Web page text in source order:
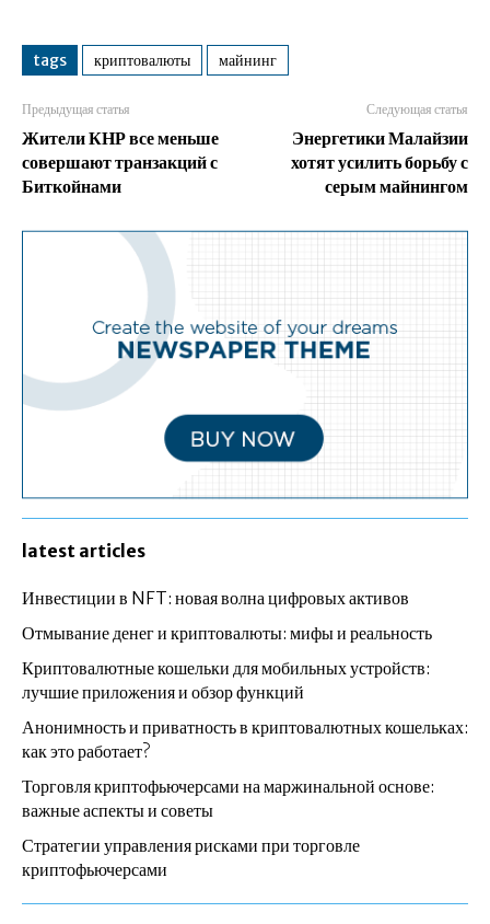
tags криптовалюты майнинг
Предыдущая статья
Жители КНР все меньше
совершают транзакций с
Биткойнами
Следующая статья
Энергетики Малайзии
хотят усилить борьбу с
серым майнингом
latest articles
Инвестиции в NFT: новая волна цифровых активов
Отмывание денег и криптовалюты: мифы и реальность
Криптовалютные кошельки для мобильных устройств:
лучшие приложения и обзор функций
Анонимность и приватность в криптовалютных кошельках:
как это работает?
Торговля криптофьючерсами на маржинальной основе:
важные аспекты и советы
Стратегии управления рисками при торговле
криптофьючерсами